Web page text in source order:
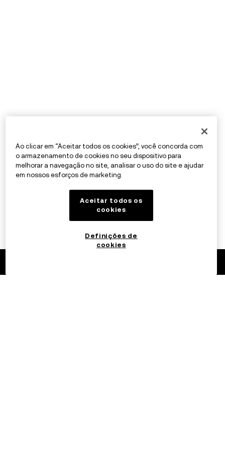
Ao clicar em “Aceitar todos os cookies”, você concorda com
o armazenamento de cookies no seu dispositivo para
melhorar a navegação no site, analisar o uso do site e ajudar
em nossos esforços de marketing.
Aceitar todos os
cookies
Definições de
cookies